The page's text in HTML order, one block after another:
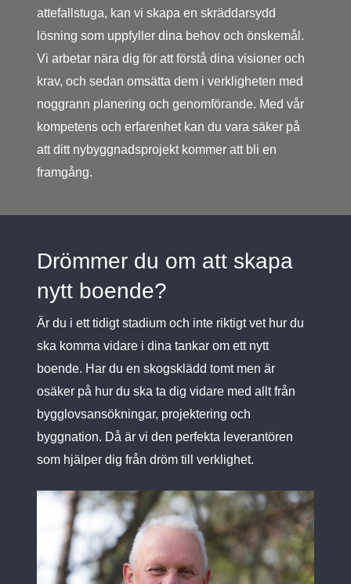
attefallstuga, kan vi skapa en skräddarsydd
lösning som uppfyller dina behov och önskemål.
Vi arbetar nära dig för att förstå dina visioner och
krav, och sedan omsätta dem i verkligheten med
noggrann planering och genomförande. Med vår
kompetens och erfarenhet kan du vara säker på
att ditt nybyggnadsprojekt kommer att bli en
framgång.
Drömmer du om att skapa
nytt boende?
Är du i ett tidigt stadium och inte riktigt vet hur du
ska komma vidare i dina tankar om ett nytt
boende. Har du en skogsklädd tomt men är
osäker på hur du ska ta dig vidare med allt från
bygglovsansökningar, projektering och
byggnation. Då är vi den perfekta leverantören
som hjälper dig från dröm till verklighet.